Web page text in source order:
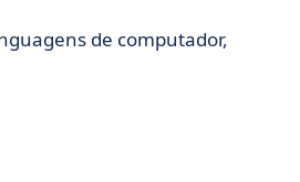
de computador,